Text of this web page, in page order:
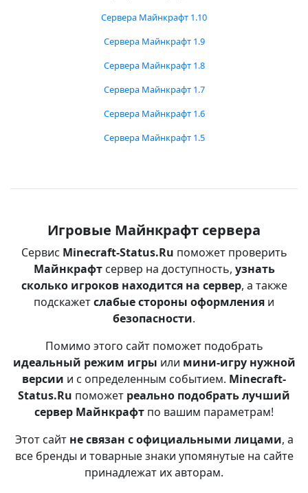
Сервера Майнкрафт 1.10
Сервера Майнкрафт 1.9
Сервера Майнкрафт 1.8
Сервера Майнкрафт 1.7
Сервера Майнкрафт 1.6
Сервера Майнкрафт 1.5
Игровые Майнкрафт сервера
Сервис Minecraft-Status.Ru поможет проверить
Майнкрафтсервер на доступность, узнать
сколько игроков находится на сервер, а также
подскажетслабые стороны оформления и
безопасности.
Помимо этого сайт поможет подобрать
идеальный режим игры или мини-игру нужной
версии и с определенным событием. Minecraft-
Status.Ru поможет реально подобрать лучший
сервер Майнкрафт по вашим параметрам!
Этот сайт не связан с официальными лицами, а
все бренды и товарные знаки упомянутые на сайте
принадлежат их авторам.